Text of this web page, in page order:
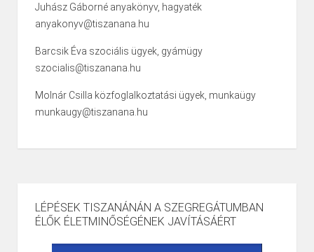
Juhász Gáborné anyakönyv, hagyaték
anyakonyv@tiszanana.hu
Barcsik Éva szociális ügyek, gyámügy
szocialis@tiszanana.hu
Molnár Csilla közfoglalkoztatási ügyek, munkaügy
munkaugy@tiszanana.hu
LÉPÉSEK TISZANÁNÁN A SZEGREGÁTUMBAN
ÉLŐK ÉLETMINŐSÉGÉNEK JAVÍTÁSÁÉRT